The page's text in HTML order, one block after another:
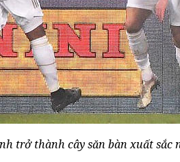
trở thành cây săn bàn xuất sắc